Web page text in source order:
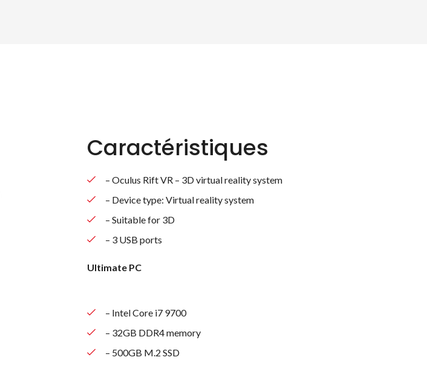
Caractéristiques
– Oculus Rift VR – 3D virtual reality system
– Device type: Virtual reality system
– Suitable for 3D
– 3 USB ports
Ultimate PC
– Intel Core i7 9700
– 32GB DDR4 memory
– 500GB M.2 SSD